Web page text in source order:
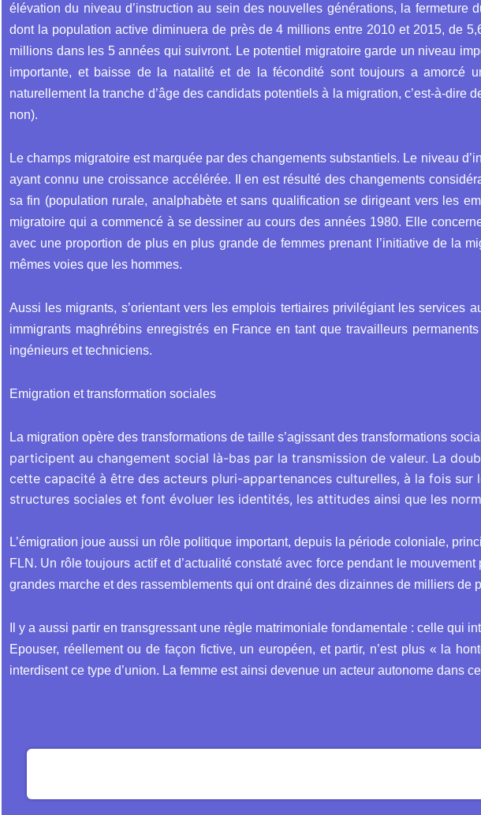
élévation du niveau d’instruction au sein des nouvelles générations, la
dont la population active diminuera de près de 4 millions entre 2010 et 2015, de
millions dans les 5 années qui suivront. Le potentiel migratoire garde un niveau
importante, et baisse de la natalité et de la fécondité sont toujours a amorcé
naturellement la tranche d’âge des candidats potentiels à la migration, c’est-à-
non).
Le champs migratoire est marquée par des changements substantiels. Le niveau
ayant connu une croissance accélérée. Il en est résulté des changements
sa fin (population rurale, analphabète et sans qualification se dirigeant vers les
migratoire qui a commencé à se dessiner au cours des années 1980. Elle
avec une proportion de plus en plus grande de femmes prenant l’initiative de la
mêmes voies que les hommes.
Aussi les migrants, s’orientant vers les emplois tertiaires privilégiant les services
immigrants maghrébins enregistrés en France en tant que travailleurs
ingénieurs et techniciens.
Emigration et transformation sociales
La migration opère des transformations de taille s’agissant des transformations
participent au changement social là-bas par la transmission de valeur. La
cette capacité à être des acteurs pluri-appartenances culturelles, à la fois
structures sociales et font évoluer les identités, les attitudes ainsi que les
L’émigration joue aussi un rôle politique important, depuis la période coloniale,
FLN. Un rôle toujours actif et d’actualité constaté avec force pendant le
grandes marche et des rassemblements qui ont drainé des dizainnes de milliers de
Il y a aussi partir en transgressant une règle matrimoniale fondamentale : celle qui
Epouser, réellement ou de façon fictive, un européen, et partir, n’est plus « la
interdisent ce type d’union. La femme est ainsi devenue un acteur autonome dans